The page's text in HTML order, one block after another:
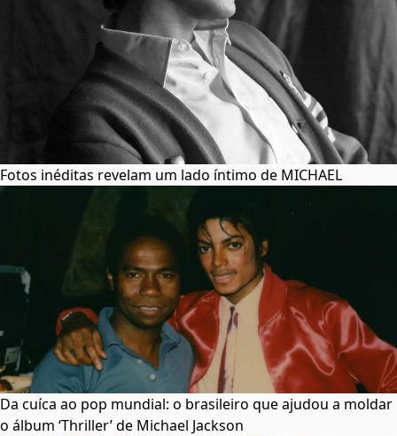
Fotos inéditas revelam um lado íntimo de MICHAEL
Da cuíca ao pop mundial: o brasileiro que ajudou a moldar
o álbum ‘Thriller’ de Michael Jackson